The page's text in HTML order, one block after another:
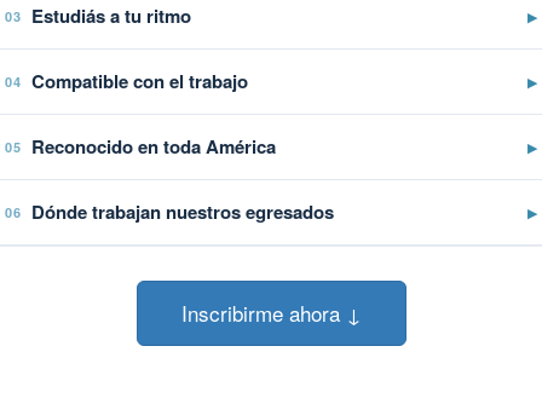
03 Estudiás a tu ritmo ▶
04 Compatible con el trabajo ▶
05 Reconocido en toda América ▶
06 Dónde trabajan nuestros egresados ▶
Inscribirme ahora ↓